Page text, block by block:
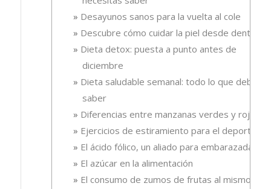
Desayunos sanos para la vuelta al cole
Descubre cómo cuidar la piel desde dentro
Dieta detox: puesta a punto antes de
diciembre
Dieta saludable semanal: todo lo que debes
saber
Diferencias entre manzanas verdes y rojas
Ejercicios de estiramiento para el deporte
El ácido fólico, un aliado para embarazadas.
El azúcar en la alimentación
El consumo de zumos de frutas al mismo